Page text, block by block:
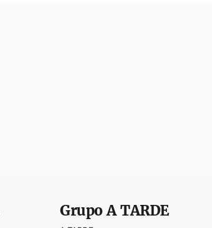
GrupoA TARDE